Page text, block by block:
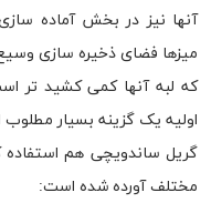
آنها نیز در بخش آماده
میزها فضای ذخیره سازی وسیع
که لبه آنها کمی کشید تر
اولیه یک گزینه بسیار
گریل ساندویچی هم استفاده
مختلف آورده شده است: